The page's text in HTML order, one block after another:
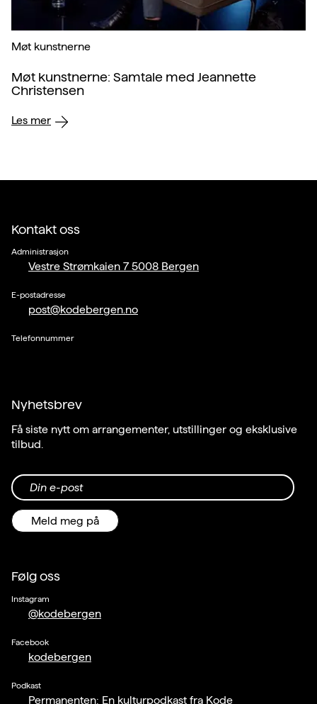
Møt kunstnerne
Møt kunstnerne: Samtale med Jeannette
Christensen
Les mer
Kontakt oss
Administrasjon
Vestre Strømkaien 7 5008 Bergen
E-postadresse
post@kodebergen.no
Telefonnummer
Nyhetsbrev
Få siste nytt om arrangementer, utstillinger og eksklusive
tilbud.
Din e-post
Meld meg på
Følg oss
Instagram
@kodebergen
Facebook
kodebergen
Podkast
Permanenten: En kulturpodkast fra Kode